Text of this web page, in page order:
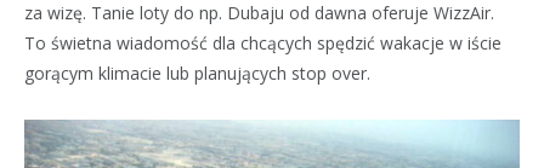
za wizę. Tanie loty do np. Dubaju od dawna oferuje WizzAir.
To świetna wiadomość dla chcących spędzić wakacje w iście
gorącym klimacie lub planujących stop over.